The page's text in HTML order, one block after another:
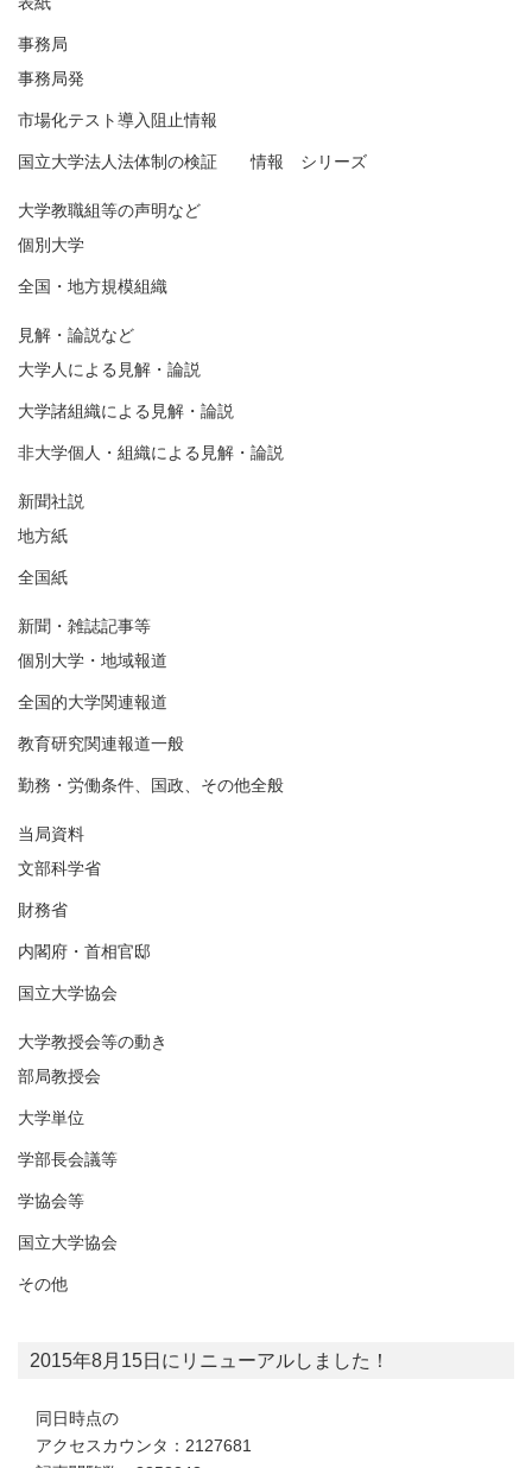
事務局
事務局発
市場化テスト導入阻止情報
国立大学法人法体制の検証 情報 シリーズ
大学教職組等の声明など
個別大学
全国・地方規模組織
見解・論説など
大学人による見解・論説
大学諸組織による見解・論説
非大学個人・組織による見解・論説
新聞社説
地方紙
全国紙
新聞・雑誌記事等
個別大学・地域報道
全国的大学関連報道
教育研究関連報道一般
勤務・労働条件、国政、その他全般
当局資料
文部科学省
財務省
内閣府・首相官邸
国立大学協会
大学教授会等の動き
部局教授会
大学単位
学部長会議等
学協会等
国立大学協会
その他
2015年8月15日にリニューアルしました！
同日時点の
アクセスカウンタ：2127681